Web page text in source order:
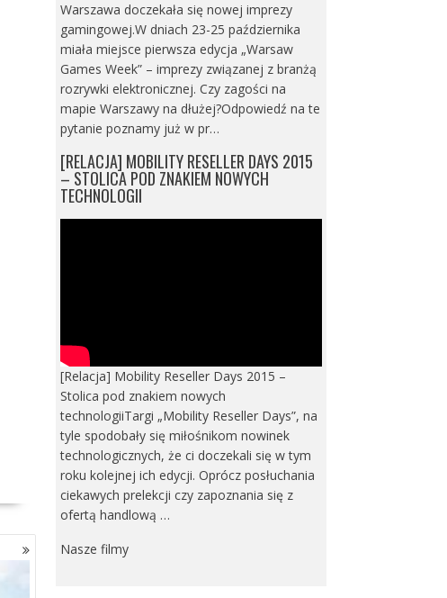
Warszawa doczekała się nowej imprezy
gamingowej.W dniach 23-25 października
miała miejsce pierwsza edycja „Warsaw
Games Week” – imprezy związanej z branżą
rozrywki elektronicznej. Czy zagości na
mapie Warszawy na dłużej?Odpowiedź na te
pytanie poznamy już w pr…
[RELACJA] MOBILITY RESELLER DAYS 2015
– STOLICA POD ZNAKIEM NOWYCH
TECHNOLOGII
[Relacja] Mobility Reseller Days 2015 –
Stolica pod znakiem nowych
technologiiTargi „Mobility Reseller Days”, na
tyle spodobały się miłośnikom nowinek
technologicznych, że ci doczekali się w tym
roku kolejnej ich edycji. Oprócz posłuchania
ciekawych prelekcji czy zapoznania się z
ofertą handlową …
Nasze filmy